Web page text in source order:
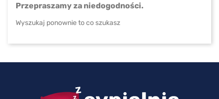
Przepraszamy za niedogodności.
Wyszukaj ponownie to co szukasz